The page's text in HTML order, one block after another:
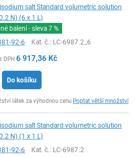
salt Standard volumetric solution
N) (6 x 1 L)
balení - sleva7 %
92-6 Kat. č.: LC-6987.2_6
DPH 6 917,36 Kč
Do košíku
látek za výhodnou cenu Poptat větší množství
salt Standard volumetric solution
N) (1 x 1 L)
92-6 Kat. č.: LC-6987.2